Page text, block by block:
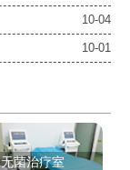
10-04
10-01
无菌治疗室